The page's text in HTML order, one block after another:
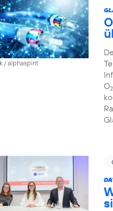
/ alphaspirit
O
O2